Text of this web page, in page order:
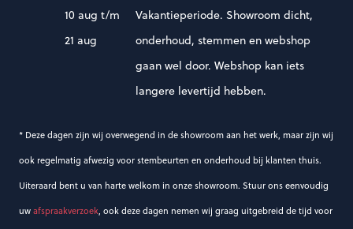
10 aug t/m
21 aug
Vakantieperiode. Showroom dicht,
onderhoud, stemmen en webshop
gaan wel door. Webshop kan iets
langere levertijd hebben.
* Deze dagen zijn wij overwegend in de showroom aan het werk, maar zijn wij
ook regelmatig afwezig voor stembeurten en onderhoud bij klanten thuis.
Uiteraard bent u van harte welkom in onze showroom. Stuur ons eenvoudig
uwafspraakverzoek, ook deze dagen nemen wij graag uitgebreid de tijd voor